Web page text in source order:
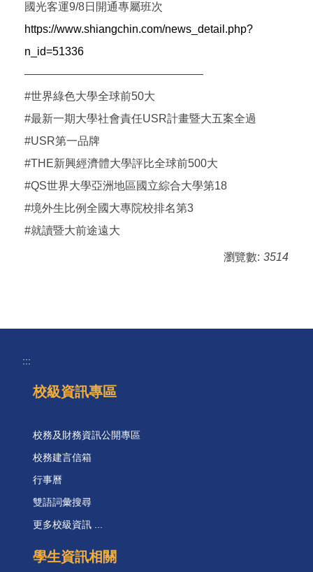
國光客運9/8日開通專屬班次
https://www.shiangchin.com/news_detail.php?
n_id=51336
————————————————
#世界綠色大學全球前50大
#最新一期大學社會責任USR計畫暨大五案全過
#USR第一品牌
#THE新興經濟體大學評比全球前500大
#QS世界大學亞洲地區國立綜合大學第18
#境外生比例全國大專院校排名第3
#就讀暨大前途遠大
瀏覽數: 3514
:::
校級資訊專區
校務及財務資訊公開專區
校務建言信箱
行事曆
雙語詞彙搜尋
更多校級資訊 ...
學生資訊相關